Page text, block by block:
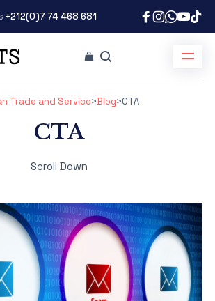
+212(0)7 74 468 681
Trade and Service>Blog>CTA
CTA
Scroll Down